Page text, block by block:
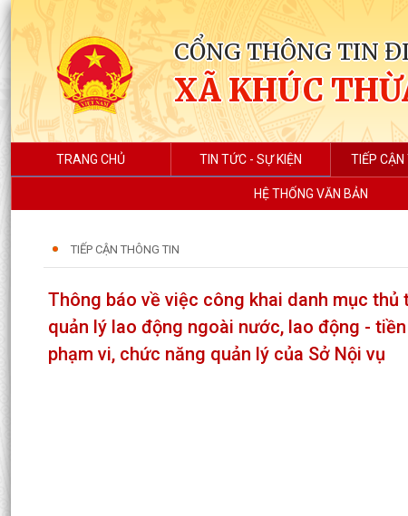
CỔNG THÔNG TIN
XÃ KHÚC
TRANG CHỦ TIN TỨC - SỰ KIỆN TIẾP CẬN
HỆ THỐNG VĂN BẢN
TIẾP CẬN THÔNG TIN
Thông báo về việc công khai danh mục
quản lý lao động ngoài nước, lao động -
phạm vi, chức năng quản lý của Sở Nội vụ